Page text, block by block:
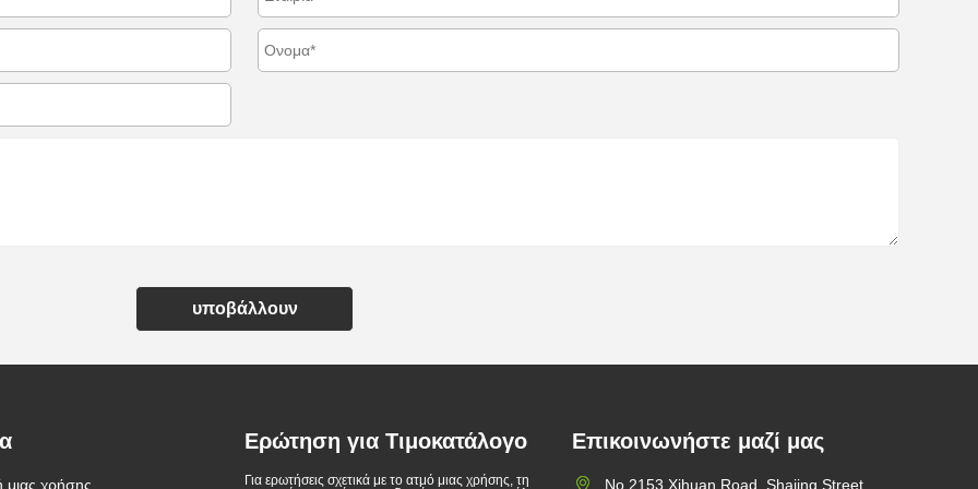
υποβάλλουν
γίνεται η πρώτη χώρα Οι νόμοι ηλεκτρονικών
μιας χρήσης
Ερώτηση για Τιμοκατάλογο
Για ερωτήσεις σχετικά με το ατμό μιας χρήσης, τη
Επικοινωνήστε μαζί μας
No.2153 Xihuan Road, Shajing Street,